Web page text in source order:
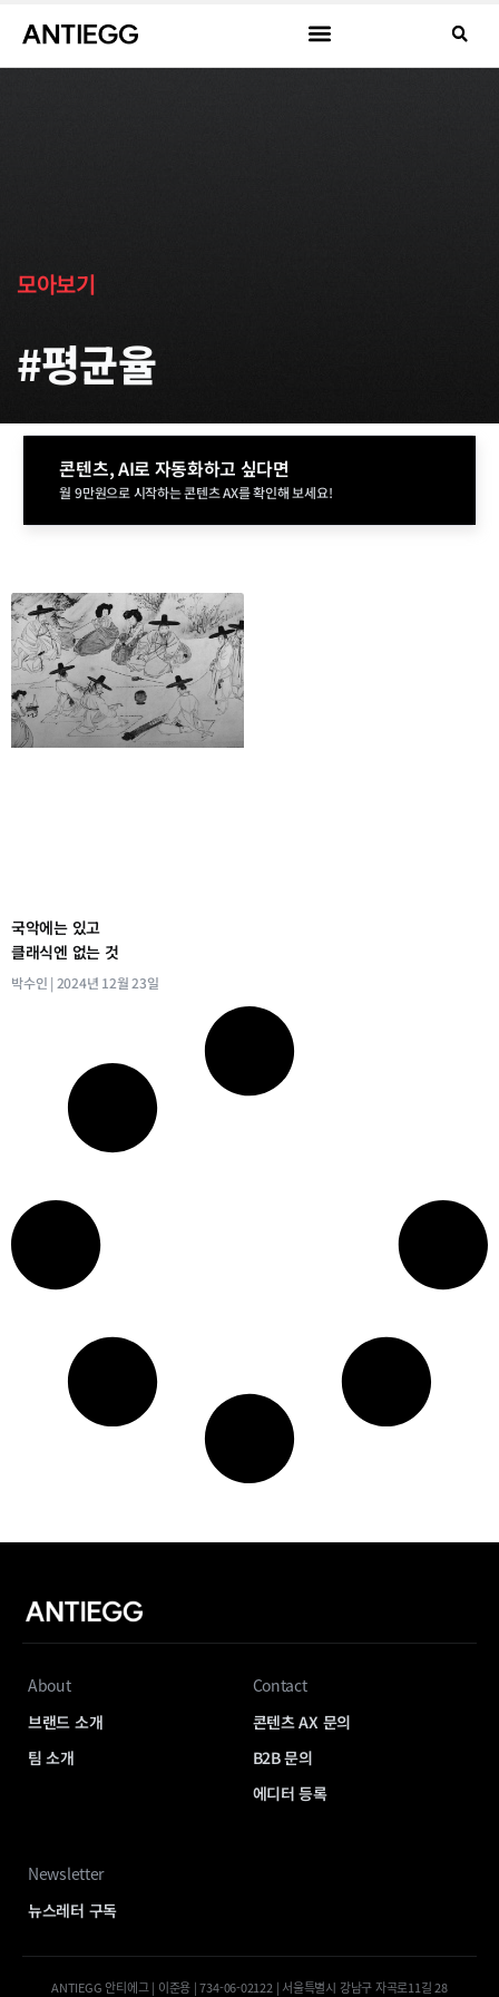
모아보기
#평균율
콘텐츠, AI로 자동화하고 싶다면
월 9만원으로 시작하는 콘텐츠 AX를 확인해 보세요!
국악에는 있고
클래식엔 없는 것
박수인 2024년 12월 23일
About
브랜드 소개
팀 소개
Contact
콘텐츠 AX 문의
B2B 문의
에디터 등록
Newsletter
뉴스레터 구독
ANTIEGG 안티에그 | 이준용 | 734-06-02122 | 서울특별시 강남구 자곡로11길 28